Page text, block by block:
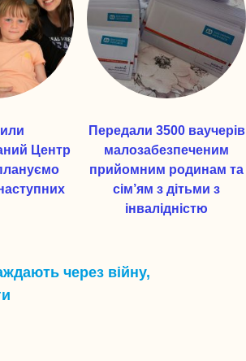
Центр
Передали 3500 ваучерів
малозабезпеченим
прийомним родинам та
сім’ям з дітьми з
інвалідністю
через війну,